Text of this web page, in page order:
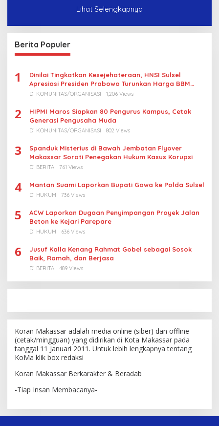
Lihat Selengkapnya
Berita Populer
1
Dinilai Tingkatkan Kesejehateraan, HNSI Sulsel
Apresiasi Presiden Prabowo Turunkan Harga BBM
Nelayan
Di KOMUNITAS/ORGANISASI 1,206 Views
2
HIPMI Maros Siapkan 80 Pengurus Kampus, Cetak
Generasi Pengusaha Muda
Di KOMUNITAS/ORGANISASI 802 Views
3
Spanduk Misterius di Bawah Jembatan Flyover
Makassar Soroti Penegakan Hukum Kasus Korupsi
Di BERITA 761 Views
4 Mantan Suami Laporkan Bupati Gowa ke Polda Sulsel
Di HUKUM 736 Views
5
ACW Laporkan Dugaan Penyimpangan Proyek Jalan
Beton ke Kejari Parepare
Di HUKUM 636 Views
6
Jusuf Kalla Kenang Rahmat Gobel sebagai Sosok
Baik, Ramah, dan Berjasa
Di BERITA 489 Views
Koran Makassar adalah media online (siber) dan offline
(cetak/mingguan) yang didirikan di Kota Makassar pada
tanggal 11 Januari 2011. Untuk lebih lengkapnya tentang
KoMa klik box redaksi
Koran Makassar Berkarakter & Beradab
-Tiap Insan Membacanya-